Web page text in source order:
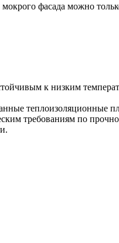
фасада можно
к низким
теплоизоляционные
требованиям по